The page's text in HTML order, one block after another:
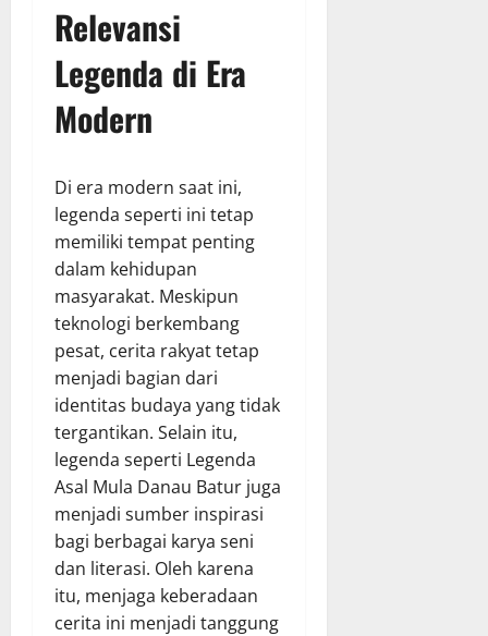
Relevansi
Legenda di Era
Modern
Di era modern saat ini,
legenda seperti ini tetap
memiliki tempat penting
dalam kehidupan
masyarakat. Meskipun
teknologi berkembang
pesat, cerita rakyat tetap
menjadi bagian dari
identitas budaya yang tidak
tergantikan. Selain itu,
legenda seperti Legenda
Asal Mula Danau Batur juga
menjadi sumber inspirasi
bagi berbagai karya seni
dan literasi. Oleh karena
itu, menjaga keberadaan
cerita ini menjadi tanggung